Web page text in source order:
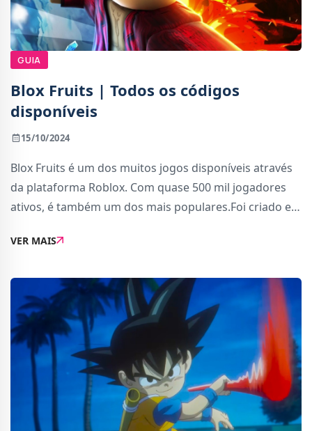
GUIA
Blox Fruits | Todos os códigos
disponíveis
15/10/2024
Blox Fruits é um dos muitos jogos disponíveis através
da plataforma Roblox. Com quase 500 mil jogadores
ativos, é também um dos mais populares.Foi criado em
&quot;mygame43&quot; e claramente inspira-se na
VER MAIS